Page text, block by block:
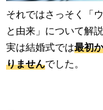
それではさっそく「
と由来」について解
実は結婚式では最初
りませんでした。